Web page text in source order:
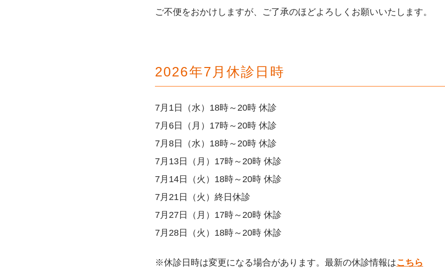
ご不便をおかけしますが、ご了承のほどよろしくお願いいたします。
2026年7月休診日時
7月1日（水）18時～20時 休診
7月6日（月）17時～20時 休診
7月8日（水）18時～20時 休診
7月13日（月）17時～20時 休診
7月14日（火）18時～20時 休診
7月21日（火）終日休診
7月27日（月）17時～20時 休診
7月28日（火）18時～20時 休診
※休診日時は変更になる場合があります。最新の休診情報はこちら